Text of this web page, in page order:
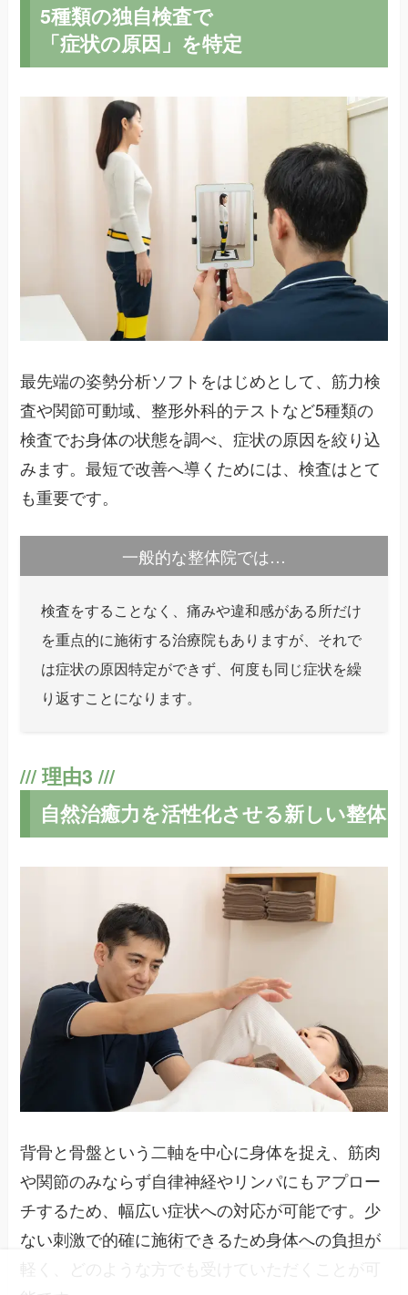
5種類の独自検査で
「症状の原因」を特定
最先端の姿勢分析ソフトをはじめとして、筋力検
査や関節可動域、整形外科的テストなど5種類の
検査でお身体の状態を調べ、症状の原因を絞り込
みます。最短で改善へ導くためには、検査はとて
も重要です。
一般的な整体院では…
検査をすることなく、痛みや違和感がある所だけ
を重点的に施術する治療院もありますが、それで
は症状の原因特定ができず、何度も同じ症状を繰
り返すことになります。
自然治癒力を活性化させる新しい整体
背骨と骨盤という二軸を中心に身体を捉え、筋肉
や関節のみならず自律神経やリンパにもアプロー
チするため、幅広い症状への対応が可能です。少
ない刺激で的確に施術できるため身体への負担が